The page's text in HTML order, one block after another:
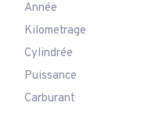
Année
Kilometrage
Cylindrée
Puissance
Carburant